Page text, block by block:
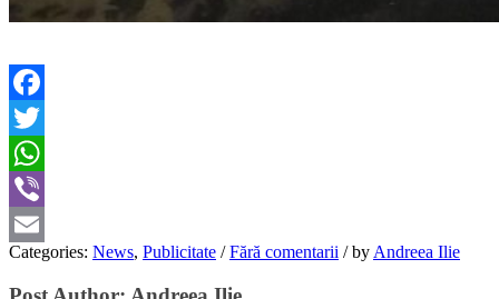
Facebook
Twitter
WhatsApp
Viber
Email
Categories: News, Publicitate / Fără comentarii /by Andreea Ilie